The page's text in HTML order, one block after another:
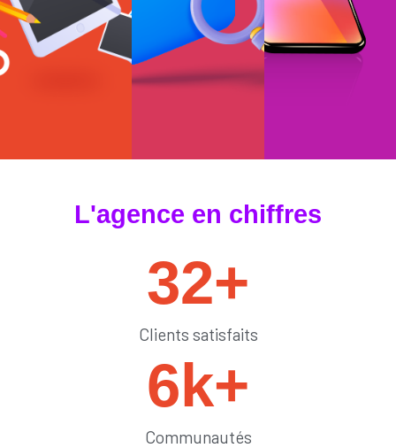
#tendances
L'agence en chiffres
32+
Clients satisfaits
6k+
Communautés